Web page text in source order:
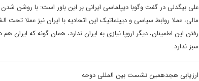
علی بیگدلی در گفت وگوبا دیپلماسی ایرانی بر این باور است: با روشن شدن
مالی، عملا روابط سیاسی و دیپلماتیک این اتحادیه با ایران نیز عملا تحت
رفتن این اطمینان، دیگر اروپا نیازی به ایران ندارد، همان گونه که ایران
سبز ندارد.
ارزیابی هجدهمین نشست بین المللی دوحه